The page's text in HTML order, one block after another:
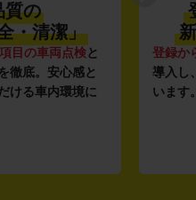
質の
・清潔」
目の車両点検と
を徹底。安心感と
ける車内環境に
登録か
導入し
います